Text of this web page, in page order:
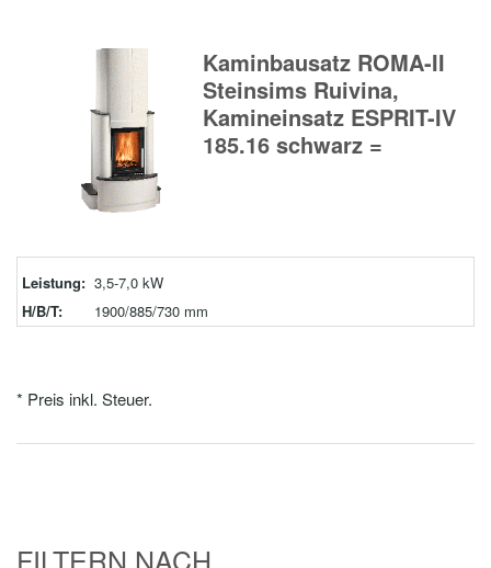
Kaminbausatz ROMA-II
Steinsims Ruivina,
Kamineinsatz ESPRIT-IV
185.16 schwarz =
Leistung: 3,5-7,0 kW
H/B/T:
1900/885/730 mm
* Preis inkl. Steuer.
FILTERN NACH